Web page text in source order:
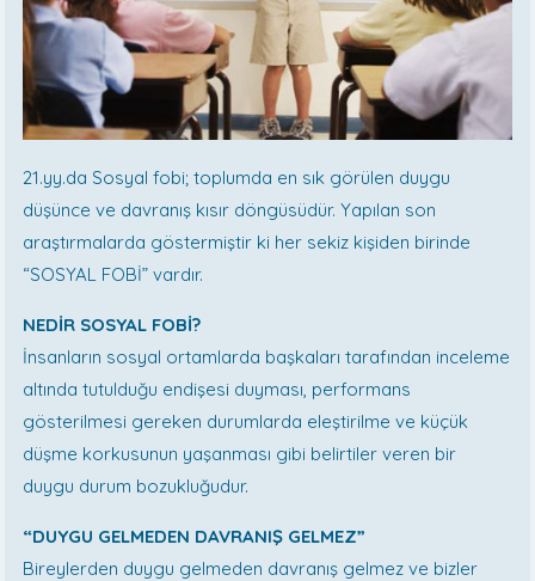
21.yy.da Sosyal fobi; toplumda en sık görülen duygu
düşünce ve davranış kısır döngüsüdür. Yapılan son
araştırmalarda göstermiştir ki her sekiz kişiden birinde
“SOSYAL FOBİ” vardır.
NEDİR SOSYAL FOBİ?
İnsanların sosyal ortamlarda başkaları tarafından inceleme
altında tutulduğu endişesi duyması, performans
gösterilmesi gereken durumlarda eleştirilme ve küçük
düşme korkusunun yaşanması gibi belirtiler veren bir
duygu durum bozukluğudur.
“DUYGU GELMEDEN DAVRANIŞ GELMEZ”
Bireylerden duygu gelmeden davranış gelmez ve bizler